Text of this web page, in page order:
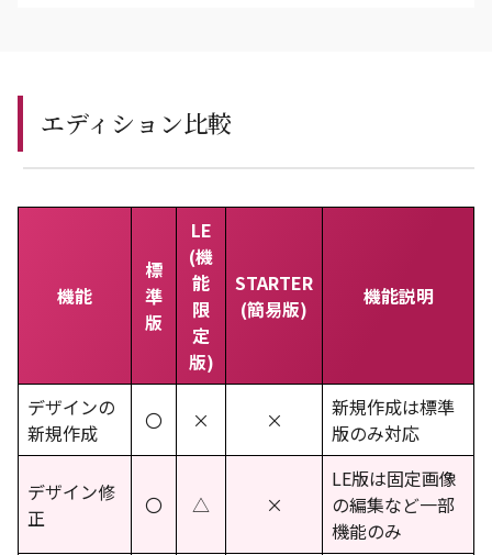
エディション比較
機能
標
準
版
LE
(機
能
限
定
版)
STARTER
(簡易版)
機能説明
デザインの
新規作成
〇 × ×
新規作成は標準
版のみ対応
デザイン修
正
〇 △ ×
LE版は固定画像
の編集など一部
機能のみ